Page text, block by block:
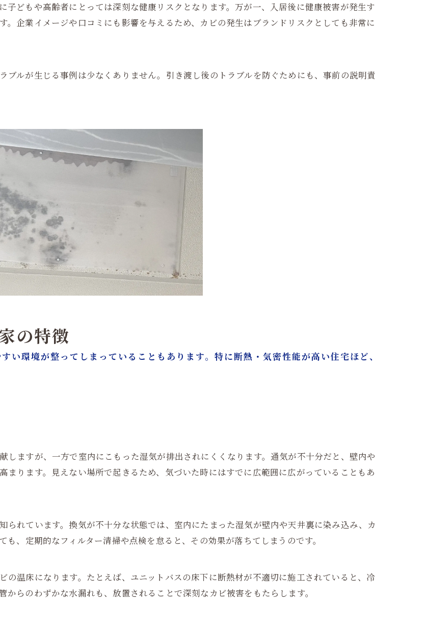
子どもや高齢者にとっては深刻な健康リスクとなります。万が一、入居後に健康被害が発生す
。企業イメージや口コミにも影響を与えるため、カビの発生はブランドリスクとしても非常に
ブルが生じる事例は少なくありません。引き渡し後のトラブルを防ぐためにも、事前の説明責
の特徴
い環境が整ってしまっていることもあります。特に断熱・気密性能が高い住宅ほど、
しますが、一方で室内にこもった湿気が排出されにくくなります。通気が不十分だと、壁内や
まります。見えない場所で起きるため、気づいた時にはすでに広範囲に広がっていることもあ
られています。換気が不十分な状態では、室内にたまった湿気が壁内や天井裏に染み込み、カ
、定期的なフィルター清掃や点検を怠ると、その効果が落ちてしまうのです。
の温床になります。たとえば、ユニットバスの床下に断熱材が不適切に施工されていると、冷
らのわずかな水漏れも、放置されることで深刻なカビ被害をもたらします。